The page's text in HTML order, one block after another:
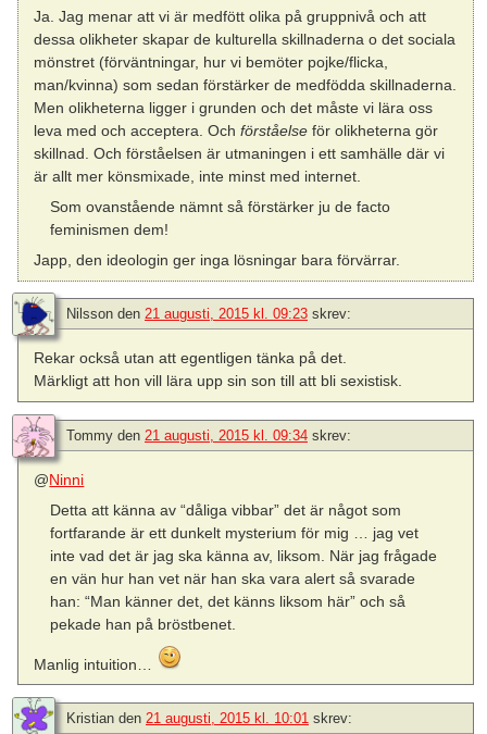
Ja. Jag menar att vi är medfött olika på gruppnivå och att
dessa olikheter skapar de kulturella skillnaderna o det sociala
mönstret (förväntningar, hur vi bemöter pojke/flicka,
man/kvinna) som sedan förstärker de medfödda skillnaderna.
Men olikheterna ligger i grunden och det måste vi lära oss
leva med och acceptera. Ochförståelse för olikheterna gör
skillnad. Och förståelsen är utmaningen i ett samhälle där vi
är allt mer könsmixade, inte minst med internet.
Som ovanstående nämnt så förstärker ju de facto
feminismen dem!
Japp, den ideologin ger inga lösningar bara förvärrar.
Nilsson den 21 augusti, 2015 kl. 09:23 skrev:
Rekar också utan att egentligen tänka på det.
Märkligt att hon vill lära upp sin son till att bli sexistisk.
Tommy den 21 augusti, 2015 kl. 09:34 skrev:
@Ninni
Detta att känna av “dåliga vibbar” det är något som
fortfarande är ett dunkelt mysterium för mig … jag vet
inte vad det är jag ska känna av, liksom. När jag frågade
en vän hur han vet när han ska vara alert så svarade
han: “Man känner det, det känns liksom här” och så
pekade han på bröstbenet.
Manlig intuition…
Kristian den 21 augusti, 2015 kl. 10:01 skrev: